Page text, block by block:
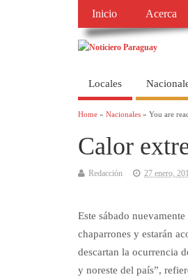
Inicio Acerca
Locales
Home » Nacionales » You are
Calor
Redacción 27 enero,
Este sábado
chaparrones y estarán
descartan la ocurrencia
y noreste del país”,